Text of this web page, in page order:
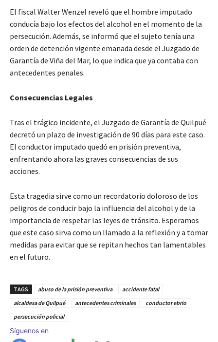
El fiscal Walter Wenzel reveló que el hombre imputado
conducía bajo los efectos del alcohol en el momento de la
persecución. Además, se informó que el sujeto tenía una
orden de detención vigente emanada desde el Juzgado de
Garantía de Viña del Mar, lo que indica que ya contaba con
antecedentes penales.
Consecuencias Legales
Tras el trágico incidente, el Juzgado de Garantía de Quilpué
decretó un plazo de investigación de 90 días para este caso.
El conductor imputado quedó en prisión preventiva,
enfrentando ahora las graves consecuencias de sus
acciones.
Esta tragedia sirve como un recordatorio doloroso de los
peligros de conducir bajo la influencia del alcohol y de la
importancia de respetar las leyes de tránsito. Esperamos
que este caso sirva como un llamado a la reflexión y a tomar
medidas para evitar que se repitan hechos tan lamentables
en el futuro.
TAGS abuso de la prisión preventiva
accidente fatal
alcaldesa de Quilpué
antecedentes criminales
conductor ebrio
persecución policial
Síguenos en